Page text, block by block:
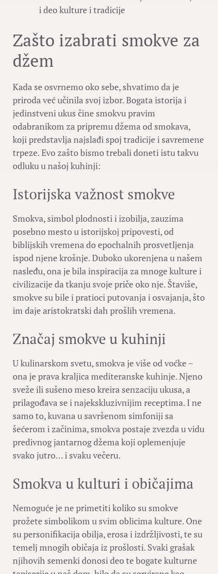
i deo kulture i tradicije
Zašto izabrati smokve za
džem
Kada se osvrnemo oko sebe, shvatimo da je
priroda već učinila svoj izbor. Bogata istorija i
jedinstveni ukus čine smokvu pravim
odabranikom za pripremu džema od smokava,
koji predstavlja najslađi spoj tradicije i savremene
trpeze. Evo zašto bismo trebali doneti istu takvu
odluku u našoj kuhinji:
Istorijska važnost smokve
Smokva, simbol plodnosti i izobilja, zauzima
posebno mesto u istorijskoj pripovesti, od
biblijskih vremena do epochalnih prosvetljenja
ispod njene krošnje. Duboko ukorenjena u našem
nasleđu, ona je bila inspiracija za mnoge kulture i
civilizacije da tkanju svoje priče oko nje. Štaviše,
smokve su bile i pratioci putovanja i osvajanja, što
im daje aristokratski dah prošlih vremena.
Značaj smokve u kuhinji
U kulinarskom svetu, smokva je više od voćke –
ona je prava kraljica mediteranske kuhinje. Njeno
sveže ili sušeno meso kreira senzaciju ukusa, a
prilagođava se i najekskluzivnijim receptima. I ne
samo to, kuvana u savršenom simfoniji sa
šećerom i začinima, smokva postaje zvezda u vidu
predivnog jantarnog džema koji oplemenjuje
svako jutro… i svaku večeru.
Smokva u kulturi i običajima
Nemoguće je ne primetiti koliko su smokve
prožete simbolikom u svim oblicima kulture. One
su personifikacija obilja, erosa i izdržljivosti, te su
temelj mnogih običaja iz prošlosti. Svaki grašak
njihovih semenki donosi deo te bogate kulturne